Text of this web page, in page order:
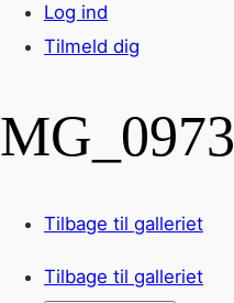
Log ind
Tilmeld dig
MG_0973
Tilbage til galleriet
Tilbage til galleriet